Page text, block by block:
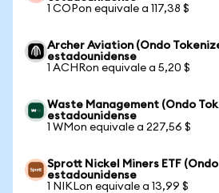
1 COPon equivale a 117,38 $
Archer Aviation (Ondo
estadounidense
1 ACHRon equivale a 5,20 $
Waste Management (Ondo
estadounidense
1 WMon equivale a 227,56 $
Sprott Nickel Miners ETF
estadounidense
1 NIKLon equivale a 13,99 $